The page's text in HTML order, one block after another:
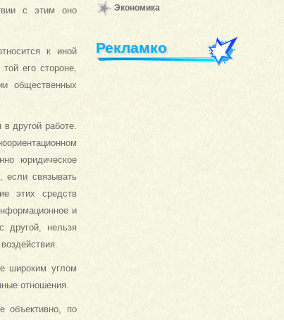
с этим оно
к иной
его стороне,
общественных
другой работе.
юридическое
если связывать
этих средств
и
другой, нельзя
широким углом
отношения.
объективно, по
Экономика
Рекламко